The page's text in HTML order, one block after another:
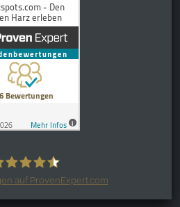
auf ProvenExpert.com